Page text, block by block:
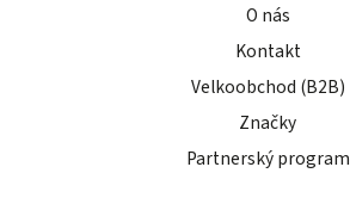
O nás
Kontakt
Velkoobchod (B2B)
Značky
Partnerský program